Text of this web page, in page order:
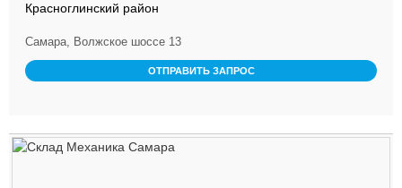
Красноглинский район
Самара, Волжское шоссе 13
ОТПРАВИТЬ ЗАПРОС